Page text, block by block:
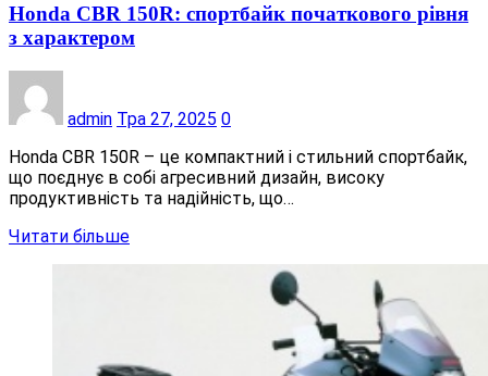
Honda CBR 150R: спортбайк початкового рівня
з характером
admin Тра 27, 2025 0
Honda CBR 150R – це компактний і стильний спортбайк,
що поєднує в собі агресивний дизайн, високу
продуктивність та надійність, що…
Читати більше